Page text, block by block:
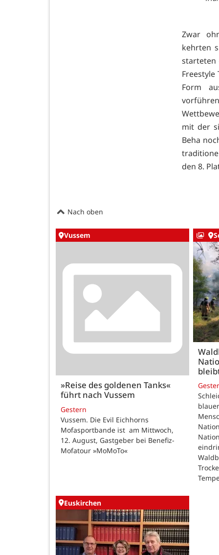
Zwar
kehrten
starteten
Form
mit der
Beha
den 8.
Nach oben
Vussem
»Reise des goldenen Tanks«
führt nach Vussem
Gestern
Vussem. Die Evil Eichhorns
Mofasportbande ist am Mittwoch,
12. August, Gastgeber bei Benefiz-
Mofatour »MoMoTo«
Euskirchen